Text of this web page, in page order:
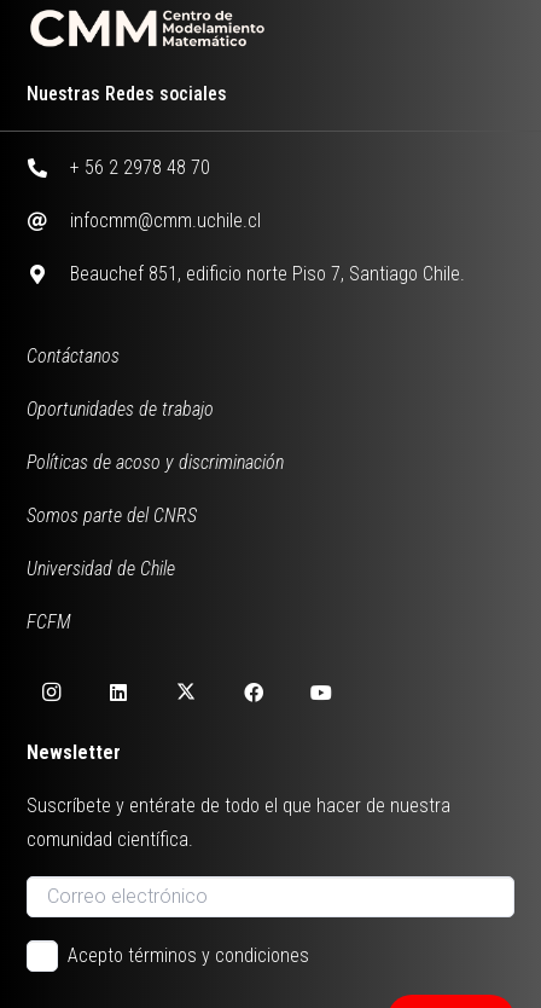
Nuestras Redes sociales
+ 56 2 2978 48 70
infocmm@cmm.uchile.cl
Beauchef 851, edificio norte Piso 7, Santiago Chile.
Contáctanos
Oportunidades de trabajo
Políticas de acoso y discriminación
Somos parte del CNRS
Universidad de Chile
FCFM
Newsletter
Suscríbete y entérate de todo el que hacer de nuestra
comunidad científica.
Acepto términos y condiciones